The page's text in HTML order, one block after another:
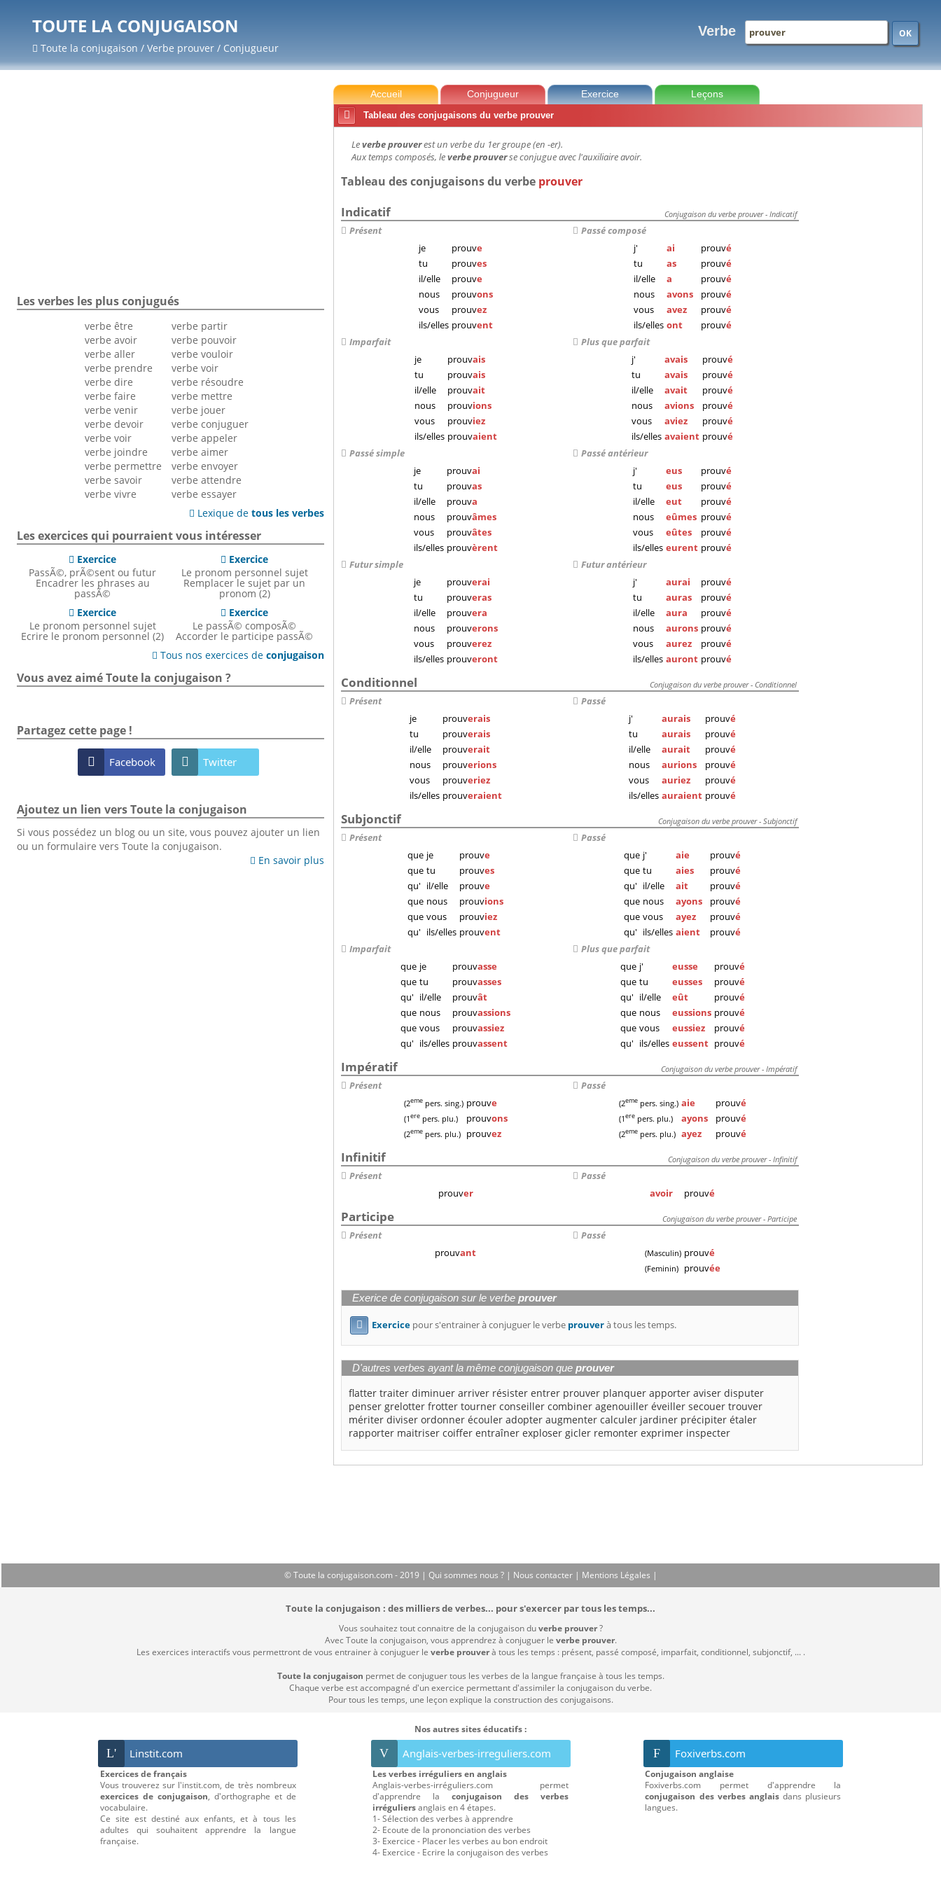
TOUTE LA CONJUGAISON
Toute la conjugaison / Verbe prouver / Conjugueur
Verbe OK
Accueil Conjugueur Exercice
Leçons

Tableau des conjugaisons du verbe prouver
Leverbe prouverest un verbe du 1er groupe (en -er).
Aux temps composés, leverbe prouverse conjugue avec l'auxiliaire avoir.
Tableau des conjugaisons du verbe prouver
Conjugaison du verbe prouver - Indicatif
Indicatif
Présent
je
prouve
tu
prouves
il/elle
prouve
nous
prouvons
vous
prouvez
ils/elles prouvent
Passé composé
j'
ai prouvé
tu
as prouvé
il/elle
a prouvé
nous
avons prouvé
vous
avez prouvé
ils/elles ont prouvé
Imparfait
je
prouvais
tu
prouvais
il/elle
prouvait
nous
prouvions
vous
prouviez
ils/elles prouvaient
Plus que parfait
j'
avais prouvé
tu
avais prouvé
il/elle
avait prouvé
nous
avions prouvé
vous
aviez prouvé
ils/elles avaient prouvé
Passé simple
je
prouvai
tu
prouvas
il/elle
prouva
nous
prouvâmes
vous
prouvâtes
ils/elles prouvèrent
Passé antérieur
j'
eus prouvé
tu
eus prouvé
il/elle
eut prouvé
nous
eûmes prouvé
vous
eûtes prouvé
ils/elles eurent prouvé
Futur simple
je
prouverai
tu
prouveras
il/elle
prouvera
nous
prouverons
vous
prouverez
ils/elles prouveront
Futur antérieur
j'
aurai prouvé
tu
auras prouvé
il/elle
aura prouvé
nous
aurons prouvé
vous
aurez prouvé
ils/elles auront prouvé
Conjugaison du verbe prouver - Conditionnel
Conditionnel
Présent
je
prouverais
tu
prouverais
il/elle
prouverait
nous
prouverions
vous
prouveriez
ils/elles prouveraient
Passé
j'
aurais prouvé
tu
aurais prouvé
il/elle
aurait prouvé
nous
aurions prouvé
vous
auriez prouvé
ils/elles auraient prouvé
Conjugaison du verbe prouver - Subjonctif
Subjonctif
Présent
que je prouve
que tu prouves
qu' il/elle prouve
que nous prouvions
que vous prouviez
qu' ils/elles prouvent
Passé
que j' aie prouvé
que tu aies prouvé
qu' il/elle ait prouvé
que nous ayons prouvé
que vous ayez prouvé
qu' ils/elles aient prouvé
Imparfait
que je prouvasse
que tu prouvasses
qu' il/elle prouvât
que nous prouvassions
que vous prouvassiez
qu' ils/elles prouvassent
Plus que parfait
que j' eusse prouvé
que tu eusses prouvé
qu' il/elle eût prouvé
que nous eussions prouvé
que vous eussiez prouvé
qu' ils/elles eussent prouvé
Conjugaison du verbe prouver - Impératif
Impératif
Présent
(2emepers. sing.) prouve
(1erepers. plu.) prouvons
(2emepers. plu.) prouvez
Passé
(2emepers. sing.) aie prouvé
(1erepers. plu.) ayons prouvé
(2emepers. plu.) ayez prouvé
Conjugaison du verbe prouver - Infinitif
Infinitif
Présent
prouver
Passé
avoir
prouvé
Conjugaison du verbe prouver - Participe
Participe
Présent
prouvant
Passé
(Masculin) prouvé
(Feminin) prouvée
Exerice de conjugaison sur le verbeprouver
 Exercice pour s'entrainer à conjuguer le verbe prouverà tous les temps.
D'autres verbes ayant la même conjugaison queprouver
flatter traiter diminuer arriver résister entrer prouver planquer apporter aviser disputer
penser grelotter frotter tourner conseiller combiner agenouiller éveiller secouer trouver
mériter diviser ordonner écouler adopter augmenter calculer jardiner précipiter étaler
rapporter maitriser coiffer entraîner exploser gicler remonter exprimer inspecter
Les verbes les plus conjugués
verbe être
verbe avoir
verbe aller
verbe prendre
verbe dire
verbe faire
verbe venir
verbe devoir
verbe voir
verbe joindre
verbe permettre
verbe savoir
verbe vivre
verbe partir
verbe pouvoir
verbe vouloir
verbe voir
verbe résoudre
verbe mettre
verbe jouer
verbe conjuguer
verbe appeler
verbe aimer
verbe envoyer
verbe attendre
verbe essayer
 Lexique detous les verbes
Les exercices qui pourraient vous intéresser
 Exercice
PassÃ©, prÃ©sent ou futur
Encadrer les phrases au
passÃ©
 Exercice
Le pronom personnel sujet
Remplacer le sujet par un
pronom (2)
 Exercice
Le pronom personnel sujet
Ecrire le pronom personnel (2)
 Exercice
Le passÃ© composÃ©
Accorder le participe passÃ©
 Tous nos exercices deconjugaison
Vous avez aimé Toute la conjugaison ?
Partagez cette page !
 Facebook  Twitter
Ajoutez un lien vers Toute la conjugaison
Si vous possédez un blog ou un site, vous pouvez ajouter un lien
ou un formulaire vers Toute la conjugaison.
 En savoir plus
© Toute la conjugaison.com - 2019 | Qui sommes nous ? | Nous contacter | Mentions Légales |
Toute la conjugaison : des milliers de verbes... pour s'exercer par tous les temps...
Vous souhaitez tout connaitre de la conjugaison duverbe prouver?
Avec Toute la conjugaison, vous apprendrez à conjuguer le verbe prouver.
Les exercices interactifs vous permettront de vous entrainer à conjuguer le verbe prouverà tous les temps : présent, passé composé, imparfait, conditionnel, subjonctif, ... .
Toute la conjugaison permet de conjuguer tous les verbes de la langue française à tous les temps.
Chaque verbe est accompagné d'un exercice permettant d'assimiler la conjugaison du verbe.
Pour tous les temps, une leçon explique la construction des conjugaisons.
Nos autres sites éducatifs :
L' Linstit.com
Exercices de français
Vous trouverez sur l'instit.com, de très nombreux
exercices de conjugaison, d'orthographe et de
vocabulaire.
Ce site est destiné aux enfants, et à tous les
adultes qui souhaitent apprendre la langue
française.
V Anglais-verbes-irreguliers.com
Les verbes irréguliers en anglais
Anglais-verbes-irréguliers.com permet
d'apprendre la conjugaison des verbes
irréguliersanglais en 4 étapes.
1- Sélection des verbes à apprendre
2- Ecoute de la prononciation des verbes
3- Exercice - Placer les verbes au bon endroit
4- Exercice - Ecrire la conjugaison des verbes
F Foxiverbs.com
Conjugaison anglaise
Foxiverbs.com permet d'apprendre la
conjugaison des verbes anglaisdans plusieurs
langues.